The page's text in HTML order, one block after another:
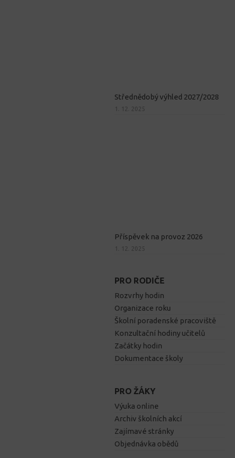
Střednědobý výhled 2027/2028
1. 12. 2025
Příspěvek na provoz 2026
1. 12. 2025
PRO RODIČE
Rozvrhy hodin
Organizace roku
Školní poradenské pracoviště
Konzultační hodiny učitelů
Začátky hodin
Dokumentace školy
PRO ŽÁKY
Výuka online
Archiv školních akcí
Zajímavé stránky
Objednávka obědů